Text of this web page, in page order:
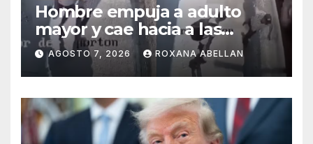
Hombre empuja a adulto
mayor y cae hacia a las
ruedas de tráiler en
Monterrey
AGOSTO 7, 2026 ROXANA ABELLAN